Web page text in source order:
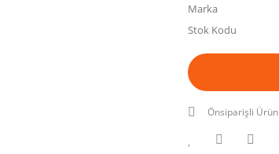
Marka
Stok Kodu
Önsiparişli Ürün